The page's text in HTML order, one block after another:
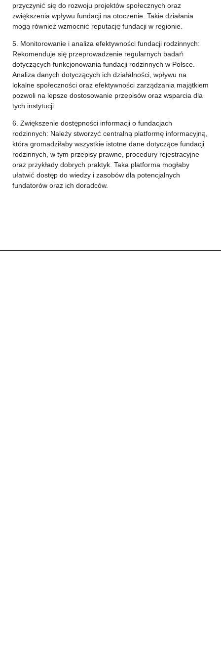
przyczynić się do rozwoju projektów społecznych oraz
zwiększenia wpływu fundacji na otoczenie. Takie działania
mogą również wzmocnić reputację fundacji w regionie.
5. Monitorowanie i analiza efektywności fundacji rodzinnych:
Rekomenduje się przeprowadzenie regularnych badań
dotyczących funkcjonowania fundacji rodzinnych w Polsce.
Analiza danych dotyczących ich działalności, wpływu na
lokalne społeczności oraz efektywności zarządzania majątkiem
pozwoli na lepsze dostosowanie przepisów oraz wsparcia dla
tych instytucji.
6. Zwiększenie dostępności informacji o fundacjach
rodzinnych: Należy stworzyć centralną platformę informacyjną,
która gromadziłaby wszystkie istotne dane dotyczące fundacji
rodzinnych, w tym przepisy prawne, procedury rejestracyjne
oraz przykłady dobrych praktyk. Taka platforma mogłaby
ułatwić dostęp do wiedzy i zasobów dla potencjalnych
fundatorów oraz ich doradców.